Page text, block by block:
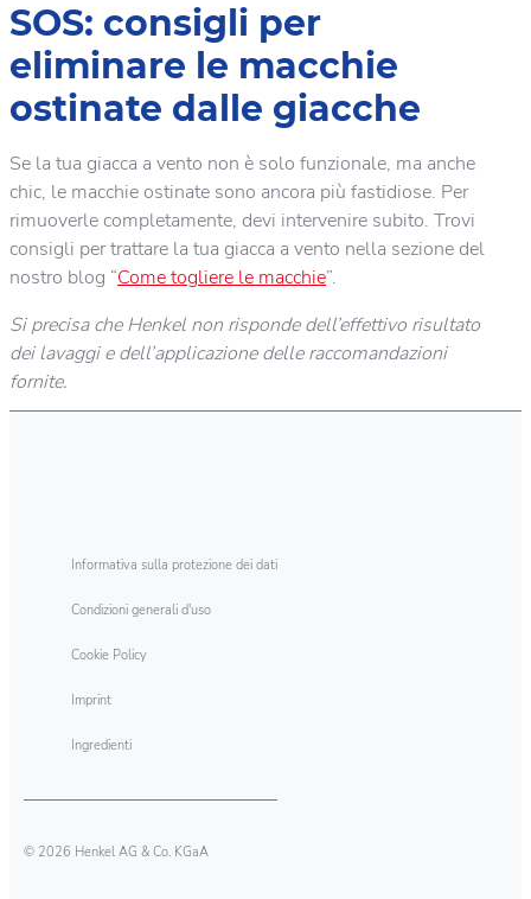
SOS: consigli per
eliminare le macchie
ostinate dalle giacche
Se la tua giacca a vento non è solo funzionale, ma anche
chic, le macchie ostinate sono ancora più fastidiose. Per
rimuoverle completamente, devi intervenire subito. Trovi
consigli per trattare la tua giacca a vento nella sezione del
nostro blog “Come togliere le macchie”.
Si precisa che Henkel non risponde dell’effettivo risultato
dei lavaggi e dell’applicazione delle raccomandazioni
fornite.
Informativa sulla protezione dei dati
Condizioni generali d'uso
Cookie Policy
Imprint
Ingredienti
© 2026 Henkel AG & Co. KGaA